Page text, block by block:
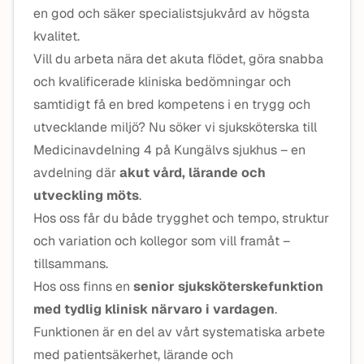
en god och säker specialistsjukvård av högsta
kvalitet.
Vill du arbeta nära det akuta flödet, göra snabba
och kvalificerade kliniska bedömningar och
samtidigt få en bred kompetens i en trygg och
utvecklande miljö? Nu söker vi sjuksköterska till
Medicinavdelning 4 på Kungälvs sjukhus – en
avdelning därakut vård, lärande och
utveckling möts.
Hos oss får du både trygghet och tempo, struktur
och variation och kollegor som vill framåt –
tillsammans.
Hos oss finns en senior sjuksköterskefunktion
med tydlig klinisk närvaro i vardagen.
Funktionen är en del av vårt systematiska arbete
med patientsäkerhet, lärande och